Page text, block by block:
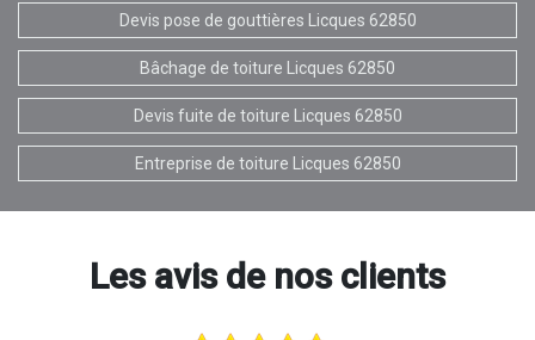
Devis pose de gouttières Licques 62850
Bâchage de toiture Licques 62850
Devis fuite de toiture Licques 62850
Entreprise de toiture Licques 62850
Les avis de nos clients